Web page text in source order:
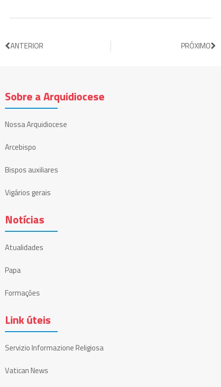
ANTERIOR PRÓXIMO
Sobre a Arquidiocese
Nossa Arquidiocese
Arcebispo
Bispos auxiliares
Vigários gerais
Notícias
Atualidades
Papa
Formações
Link úteis
Servizio Informazione Religiosa
Vatican News